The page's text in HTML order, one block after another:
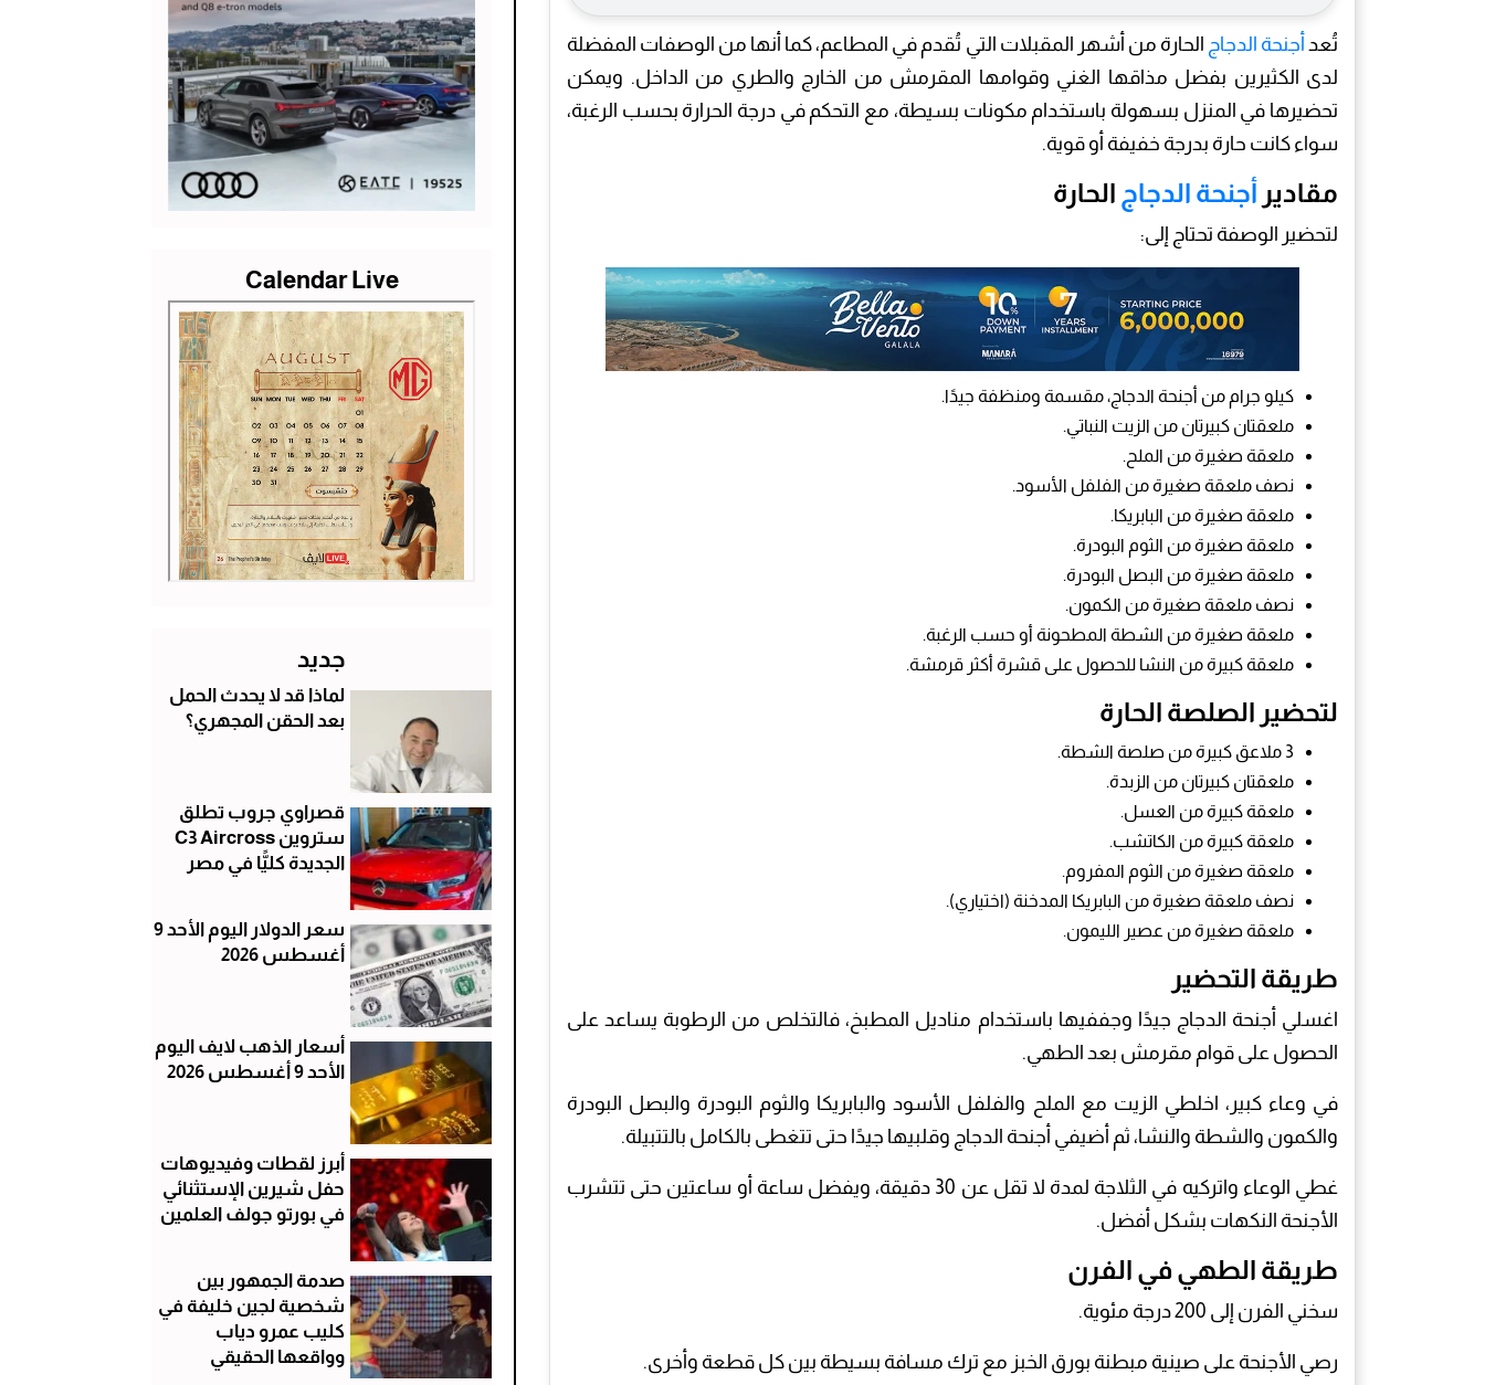
تُعد أجنحة الدجاج الحارة من أشهر المقبلات التي تُقدم في المطاعم، كما أنها من الوصفات المفضلة
لدى الكثيرين بفضل مذاقها الغني وقوامها المقرمش من الخارج والطري من الداخل. ويمكن
تحضيرها في المنزل بسهولة باستخدام مكونات بسيطة، مع التحكم في درجة الحرارة بحسب الرغبة،
سواء كانت حارة بدرجة خفيفة أو قوية.
مقادير أجنحة الدجاج الحارة
لتحضير الوصفة تحتاج إلى:
كيلو جرام من أجنحة الدجاج، مقسمة ومنظفة جيدًا.
ملعقتان كبيرتان من الزيت النباتي.
ملعقة صغيرة من الملح.
نصف ملعقة صغيرة من الفلفل الأسود.
ملعقة صغيرة من البابريكا.
ملعقة صغيرة من الثوم البودرة.
ملعقة صغيرة من البصل البودرة.
نصف ملعقة صغيرة من الكمون.
ملعقة صغيرة من الشطة المطحونة أو حسب الرغبة.
ملعقة كبيرة من النشا للحصول على قشرة أكثر قرمشة.
لتحضير الصلصة الحارة
3 ملاعق كبيرة من صلصة الشطة.
ملعقتان كبيرتان من الزبدة.
ملعقة كبيرة من العسل.
ملعقة كبيرة من الكاتشب.
ملعقة صغيرة من الثوم المفروم.
نصف ملعقة صغيرة من البابريكا المدخنة (اختياري).
ملعقة صغيرة من عصير الليمون.
طريقة التحضير
اغسلي أجنحة الدجاج جيدًا وجففيها باستخدام مناديل المطبخ، فالتخلص من الرطوبة يساعد على
الحصول على قوام مقرمش بعد الطهي.
في وعاء كبير، اخلطي الزيت مع الملح والفلفل الأسود والبابريكا والثوم البودرة والبصل البودرة
والكمون والشطة والنشا، ثم أضيفي أجنحة الدجاج وقلبيها جيدًا حتى تتغطى بالكامل بالتتبيلة.
غطي الوعاء واتركيه في الثلاجة لمدة لا تقل عن 30 دقيقة، ويفضل ساعة أو ساعتين حتى تتشرب
الأجنحة النكهات بشكل أفضل.
طريقة الطهي في الفرن
سخني الفرن إلى 200 درجة مئوية.
رصي الأجنحة على صينية مبطنة بورق الخبز مع ترك مسافة بسيطة بين كل قطعة وأخرى.
Calendar Live
جديد
لماذا قد لا يحدث الحمل
بعد الحقن المجهري؟
قصراوي جروب تطلق
ستروين C3 Aircross
الجديدة كليًّا في مصر
سعر الدولار اليوم الأحد 9
أغسطس 2026
أسعار الذهب لايف اليوم
الأحد 9 أغسطس 2026
أبرز لقطات وفيديوهات
حفل شيرين الإستثنائي
في بورتو جولف العلمين
صدمة الجمهور بين
شخصية لجين خليفة في
كليب عمرو دياب
وواقعها الحقيقي